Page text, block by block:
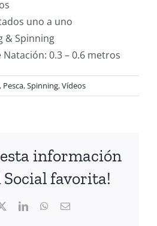
uno a uno
& Spinning
0.3 – 0.6 metros
, Pesca,Spinning,Vídeos
información
Social favorita!
LinkedInWhatsApp
Correo